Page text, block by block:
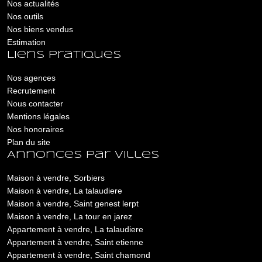
Nos actualités
Nos outils
Nos biens vendus
Estimation
Liens pratiques
Nos agences
Recrutement
Nous contacter
Mentions légales
Nos honoraires
Plan du site
Annonces par villes
Maison à vendre, Sorbiers
Maison à vendre, La talaudiere
Maison à vendre, Saint genest lerpt
Maison à vendre, La tour en jarez
Appartement à vendre, La talaudiere
Appartement à vendre, Saint etienne
Appartement à vendre, Saint chamond